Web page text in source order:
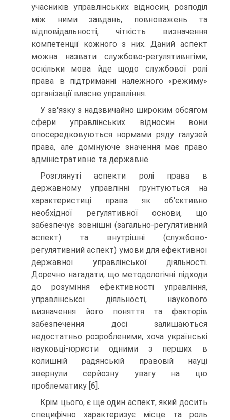
учасників управлінських відносин, розподіл
між ними завдань, повноважень та
відповідальності, чіткість визначення
компетенції кожного з них. Даний аспект
можна назвати службово-регулятивнгіми,
оскільки мова йде щодо службової ролі
права в підтриманні належного «режиму»
організації власне управління.
У зв'язку з надзвичайно широким обсягом
сфери управлінських відносин вони
опосередковуються нормами ряду галузей
права, але домінуюче значення має право
адміністративне та державне.
Розглянуті аспекти ролі права в
державному управлінні грунтуються на
характеристиці права як об'єктивно
необхідної регулятивної основи, що
забезпечує зовнішні (загально-регулятивний
аспект) та внутрішні (службово-
регулятивний аспект) умови для ефективної
державної управлінської діяльності.
Доречно нагадати, що методологічні підходи
до розуміння ефективності управління,
управлінської діяльності, наукового
визначення його поняття та факторів
забезпечення досі залишаються
недостатньо розробленими, хоча українські
науковці-юристи одними з перших в
колишній радянській правовій науці
звернули серйозну увагу на цю
проблематику [б].
Крім цього, є ще один аспект, який досить
специфічно характеризує місце та роль